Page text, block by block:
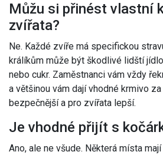
Můžu si přinést vlastní
zvířata?
Ne. Každé zvíře má specifickou
králíkům může být škodlivé lidští
nebo cukr. Zaměstnanci vám vždy
a většinou vám dají vhodné krmivo
bezpečnější a pro zvířata lepší.
Je vhodné přijít s
Ano, ale ne všude. Některá místa